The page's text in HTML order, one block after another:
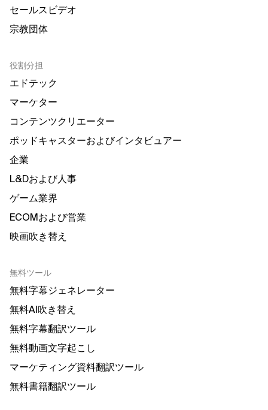
セールスビデオ
宗教団体
役割分担
エドテック
マーケター
コンテンツクリエーター
ポッドキャスターおよびインタビュアー
企業
L&Dおよび人事
ゲーム業界
ECOMおよび営業
映画吹き替え
無料ツール
無料字幕ジェネレーター
無料AI吹き替え
無料字幕翻訳ツール
無料動画文字起こし
マーケティング資料翻訳ツール
無料書籍翻訳ツール